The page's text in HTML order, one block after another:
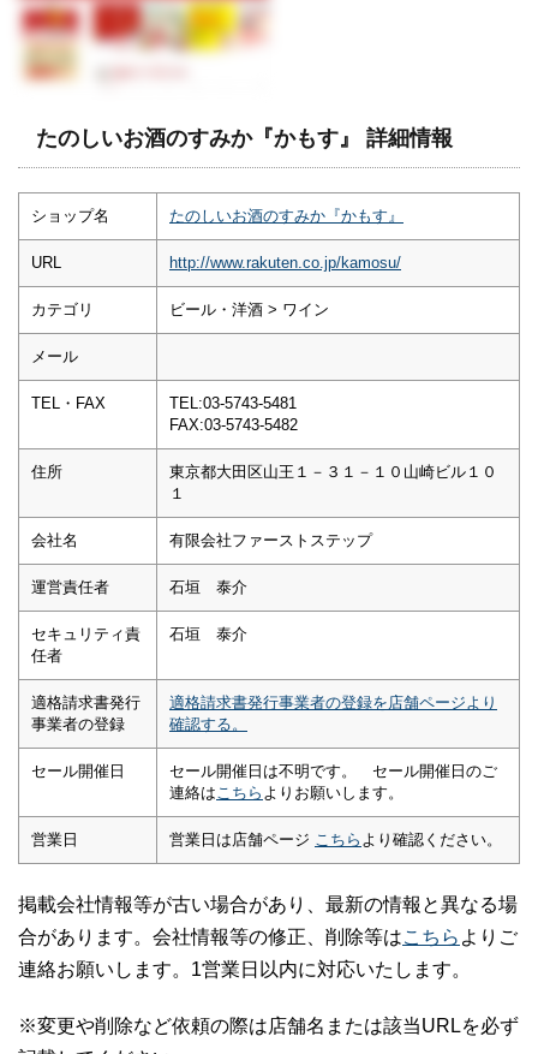
たのしいお酒のすみか『かもす』 詳細情報
ショップ名 たのしいお酒のすみか『かもす』
URL http://www.rakuten.co.jp/kamosu/
カテゴリ ビール・洋酒 > ワイン
メール
TEL・FAX
TEL:03-5743-5481
FAX:03-5743-5482
住所
東京都大田区山王１－３１－１０山崎ビル１０
１
会社名 有限会社ファーストステップ
運営責任者 石垣 泰介
セキュリティ責
任者
石垣 泰介
適格請求書発行
事業者の登録
適格請求書発行事業者の登録を店舗ページより
確認する。
セール開催日
セール開催日は不明です。 セール開催日のご
連絡は こちら よりお願いします。
営業日 営業日は店舗ページ こちら より確認ください。
掲載会社情報等が古い場合があり、最新の情報と異なる場
合があります。会社情報等の修正、削除等はこちら よりご
連絡お願いします。1営業日以内に対応いたします。
※変更や削除など依頼の際は店舗名または該当URLを必ず